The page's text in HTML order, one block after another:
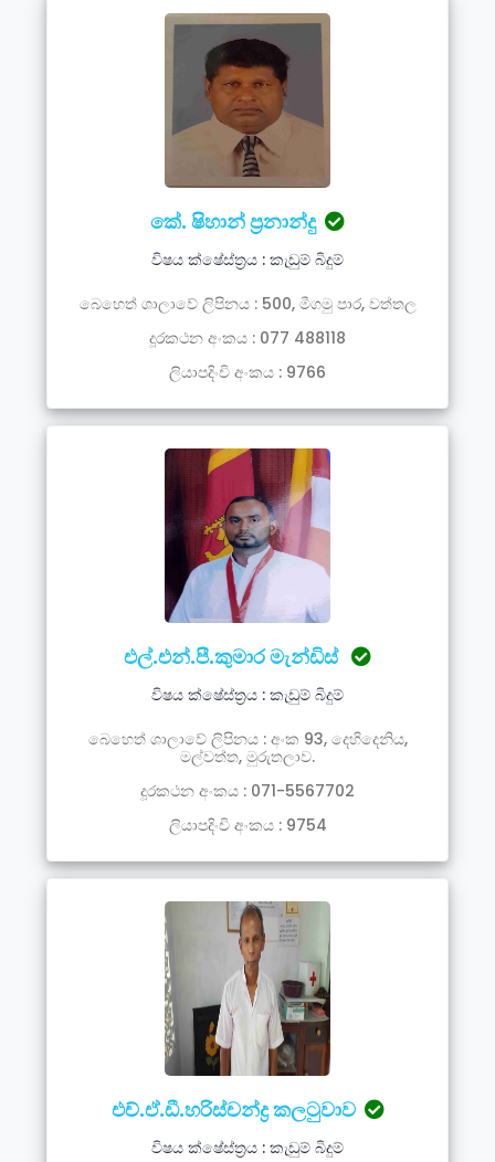
කේ. ෂිහාන් ප‍්‍රනාන්දු
විෂය ක්ෂේස්ත්‍රය : කැඩුම් බිදුම්
බෙහෙත් ශාලාවේ ලිපිනය : 500, මීගමු පාර, වත්තල
දූරකථන අංකය : 077 488118
ලියාපදිංචි අංකය : 9766
එල්.එන්.පී.කුමාර මැන්ඩිස්
විෂය ක්ෂේස්ත්‍රය : කැඩුම් බිදුම්
බෙහෙත් ශාලාවේ ලිපිනය : අංක 93, දෙහිදෙනිය,
මල්වත්ත, මුරුතලාව.
දූරකථන අංකය : 071-5567702
ලියාපදිංචි අංකය : 9754
එච්.ඒ.ඩී.හරිස්චන්ද්‍ර කලටුවාව
විෂය ක්ෂේස්ත්‍රය : කැඩුම් බිදුම්